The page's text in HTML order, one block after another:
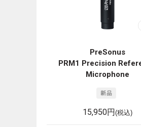
PreSonus
PRM1 Precision
Microphone
15,950円(税込)